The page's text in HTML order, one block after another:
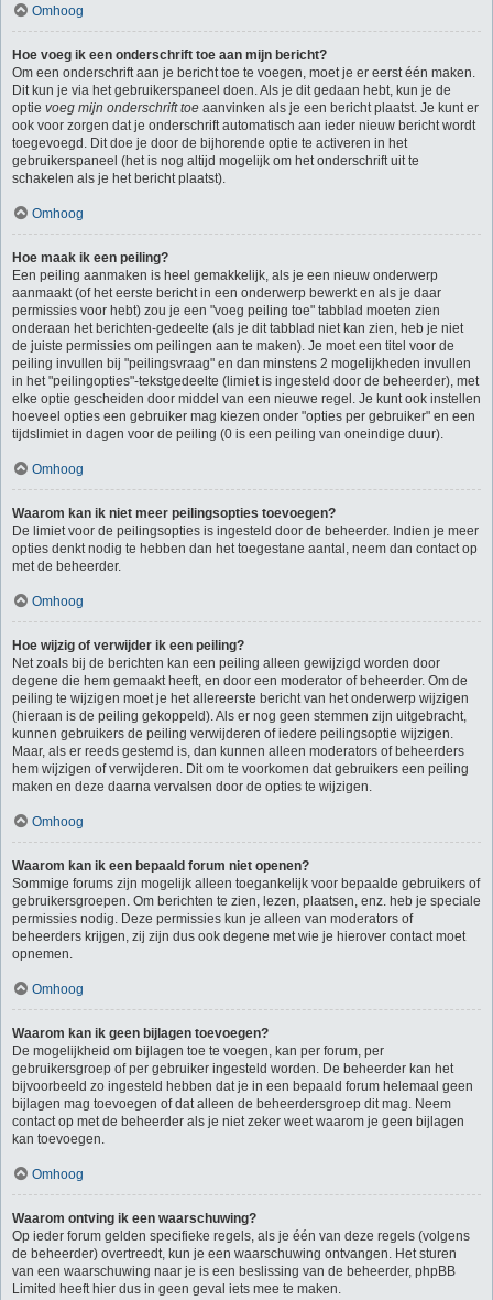
Omhoog
Hoe voeg ik een onderschrift toe aan mijn bericht?
Om een onderschrift aan je bericht toe te voegen, moet je er eerst één maken.
Dit kun je via het gebruikerspaneel doen. Als je dit gedaan hebt, kun je de
optie voeg mijn onderschrift toe aanvinken als je een bericht plaatst. Je kunt er
ook voor zorgen dat je onderschrift automatisch aan ieder nieuw bericht wordt
toegevoegd. Dit doe je door de bijhorende optie te activeren in het
gebruikerspaneel (het is nog altijd mogelijk om het onderschrift uit te
schakelen als je het bericht plaatst).
Omhoog
Hoe maak ik een peiling?
Een peiling aanmaken is heel gemakkelijk, als je een nieuw onderwerp
aanmaakt (of het eerste bericht in een onderwerp bewerkt en als je daar
permissies voor hebt) zou je een "voeg peiling toe" tabblad moeten zien
onderaan het berichten-gedeelte (als je dit tabblad niet kan zien, heb je niet
de juiste permissies om peilingen aan te maken). Je moet een titel voor de
peiling invullen bij "peilingsvraag" en dan minstens 2 mogelijkheden invullen
in het "peilingopties"-tekstgedeelte (limiet is ingesteld door de beheerder), met
elke optie gescheiden door middel van een nieuwe regel. Je kunt ook instellen
hoeveel opties een gebruiker mag kiezen onder "opties per gebruiker" en een
tijdslimiet in dagen voor de peiling (0 is een peiling van oneindige duur).
Omhoog
Waarom kan ik niet meer peilingsopties toevoegen?
De limiet voor de peilingsopties is ingesteld door de beheerder. Indien je meer
opties denkt nodig te hebben dan het toegestane aantal, neem dan contact op
met de beheerder.
Omhoog
Hoe wijzig of verwijder ik een peiling?
Net zoals bij de berichten kan een peiling alleen gewijzigd worden door
degene die hem gemaakt heeft, en door een moderator of beheerder. Om de
peiling te wijzigen moet je het allereerste bericht van het onderwerp wijzigen
(hieraan is de peiling gekoppeld). Als er nog geen stemmen zijn uitgebracht,
kunnen gebruikers de peiling verwijderen of iedere peilingsoptie wijzigen.
Maar, als er reeds gestemd is, dan kunnen alleen moderators of beheerders
hem wijzigen of verwijderen. Dit om te voorkomen dat gebruikers een peiling
maken en deze daarna vervalsen door de opties te wijzigen.
Omhoog
Waarom kan ik een bepaald forum niet openen?
Sommige forums zijn mogelijk alleen toegankelijk voor bepaalde gebruikers of
gebruikersgroepen. Om berichten te zien, lezen, plaatsen, enz. heb je speciale
permissies nodig. Deze permissies kun je alleen van moderators of
beheerders krijgen, zij zijn dus ook degene met wie je hierover contact moet
opnemen.
Omhoog
Waarom kan ik geen bijlagen toevoegen?
De mogelijkheid om bijlagen toe te voegen, kan per forum, per
gebruikersgroep of per gebruiker ingesteld worden. De beheerder kan het
bijvoorbeeld zo ingesteld hebben dat je in een bepaald forum helemaal geen
bijlagen mag toevoegen of dat alleen de beheerdersgroep dit mag. Neem
contact op met de beheerder als je niet zeker weet waarom je geen bijlagen
kan toevoegen.
Omhoog
Waarom ontving ik een waarschuwing?
Op ieder forum gelden specifieke regels, als je één van deze regels (volgens
de beheerder) overtreedt, kun je een waarschuwing ontvangen. Het sturen
van een waarschuwing naar je is een beslissing van de beheerder, phpBB
Limited heeft hier dus in geen geval iets mee te maken.